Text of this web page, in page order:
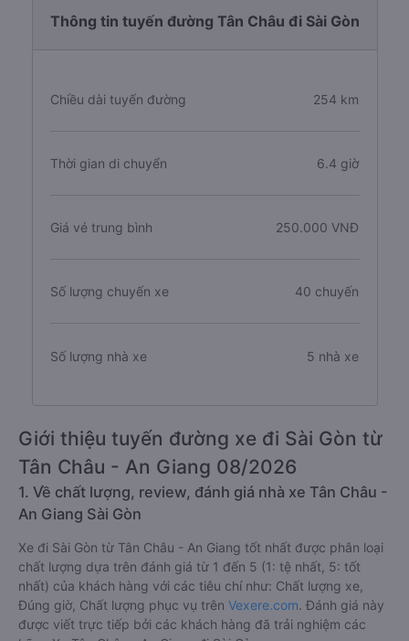
Thông tin tuyến đường Tân Châu đi Sài Gòn
Chiều dài tuyến đường 254 km
Thời gian di chuyển 6.4 giờ
Giá vé trung bình 250.000 VNĐ
Số lượng chuyến xe 40 chuyến
Số lượng nhà xe 5 nhà xe
Giới thiệu tuyến đường xe đi Sài Gòn từ
Tân Châu - An Giang 08/2026
1. Về chất lượng, review, đánh giá nhà xe Tân Châu -
An Giang Sài Gòn
Xe đi Sài Gòn từ Tân Châu - An Giang tốt nhất được phân loại
chất lượng dựa trên đánh giá từ 1 đến 5 (1: tệ nhất, 5: tốt
nhất) của khách hàng với các tiêu chí như: Chất lượng xe,
Đúng giờ, Chất lượng phục vụ trên Vexere.com. Đánh giá này
được viết trực tiếp bởi các khách hàng đã trải nghiệm các